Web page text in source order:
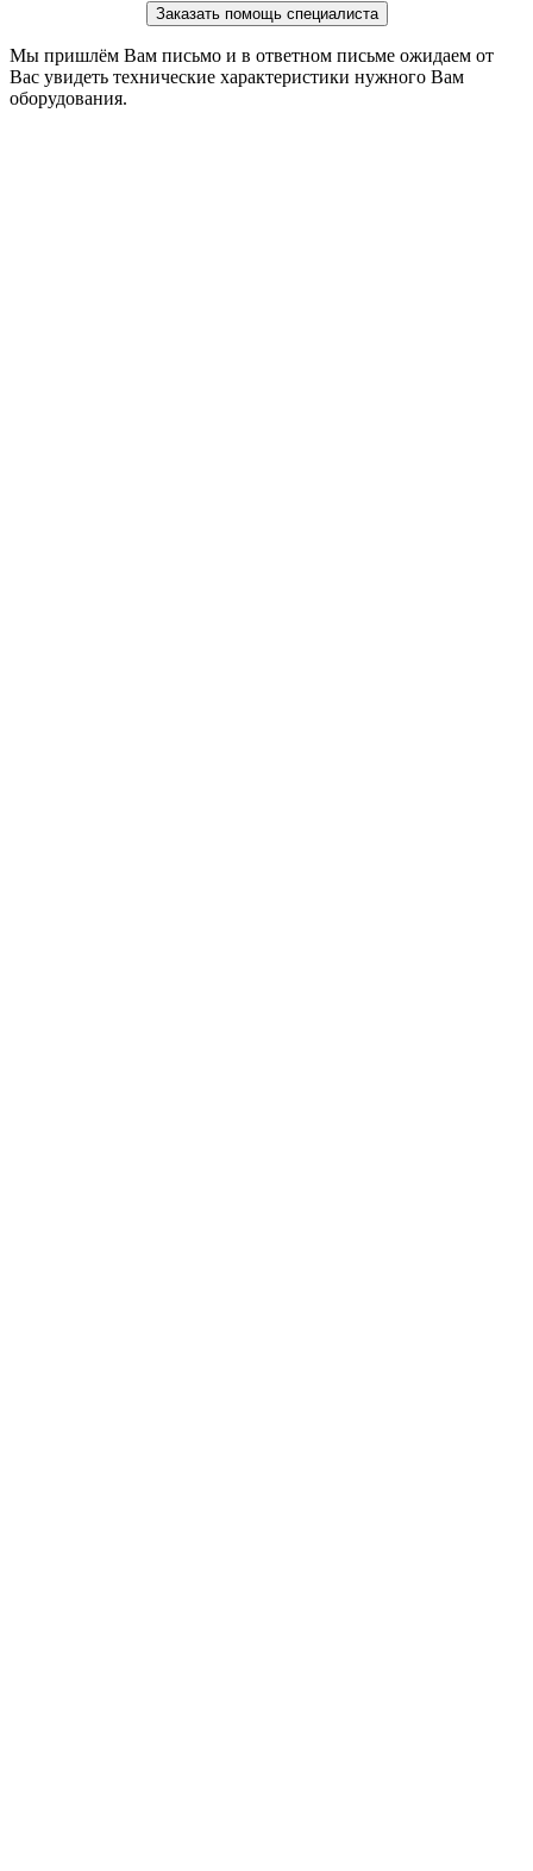
Заказать помощь специалиста
Мы пришлём Вам письмо и в ответном письме ожидаем от
Вас увидеть технические характеристики нужного Вам
оборудования.